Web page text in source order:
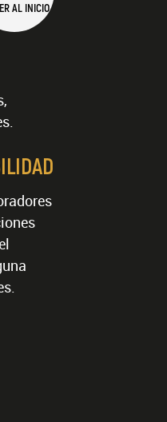
AL INICIO